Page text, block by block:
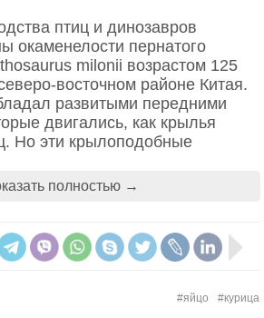
летела по Европе как
был враг, который косил
чем пушки
гнилая еда. Солдаты ели
солонину, страдали от
умирая тысячами еще до
клич: он пообещал
временам деньги — 12 тысяч
долгое время.
повар Николя Аппер. Он
запихать еду в стеклянную
птиц и динозавров
окаменелости пернатого
milonii возрастом 125
восточном районе Китая.
развитыми передними
двигались, как крылья
Но эти крылоподобные
для полета, а для
движении. В том же районе
120 миллионов лет —
(возможного предка
(существа,
это нужно для настоящего
(животного размером
полностью →
#яйцо #курица